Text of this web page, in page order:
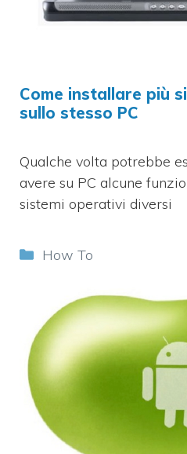
Come installare più
sullo stesso PC
Qualche volta potrebbe
avere su PC alcune
sistemi operativi diversi
Categorie
How To